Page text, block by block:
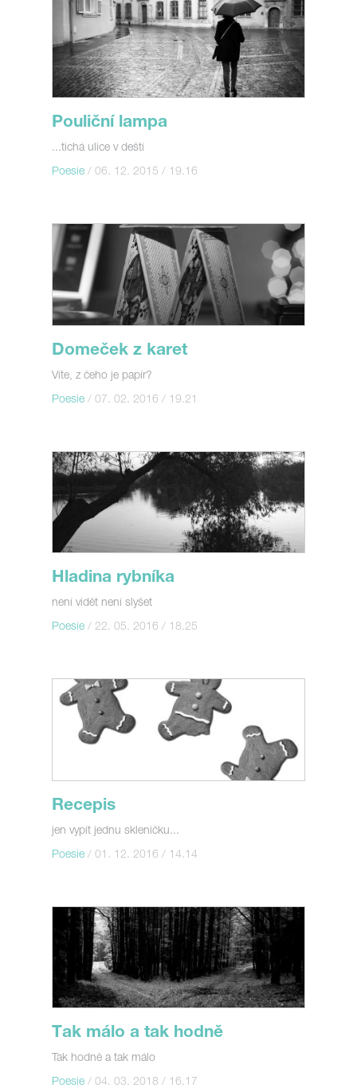
Pouliční lampa
...tichá ulice v dešti
Poesie / 06. 12. 2015 / 19.16
Domeček z karet
Víte, z čeho je papír?
Poesie / 07. 02. 2016 / 19.21
Hladina rybníka
není vidět není slyšet
Poesie / 22. 05. 2016 / 18.25
Recepis
jen vypít jednu skleničku...
Poesie / 01. 12. 2016 / 14.14
Tak málo a tak hodně
Tak hodně a tak málo
Poesie / 04. 03. 2018 / 16.17